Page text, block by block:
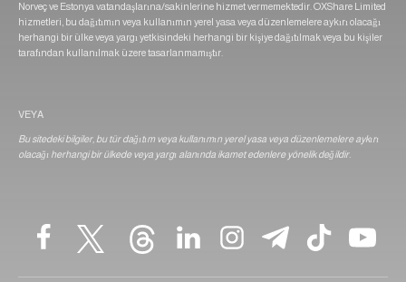
Norveç ve Estonya vatandaşlarına/sakinlerine hizmet vermemektedir. OXShare Limited
hizmetleri, bu dağıtımın veya kullanımın yerel yasa veya düzenlemelere aykırı olacağı
herhangi bir ülke veya yargı yetkisindeki herhangi bir kişiye dağıtılmak veya bu kişiler
tarafından kullanılmak üzere tasarlanmamıştır.
VEYA
Bu sitedeki bilgiler, bu tür dağıtım veya kullanımın yerel yasa veya düzenlemelere aykırı
olacağı herhangi bir ülkede veya yargı alanında ikamet edenlere yönelik değildir.